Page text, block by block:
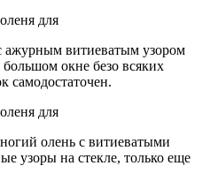
ажурным витиеватым узором
большом окне безо всяких
самодостаточен.
олень с витиеватыми
узоры на стекле, только еще